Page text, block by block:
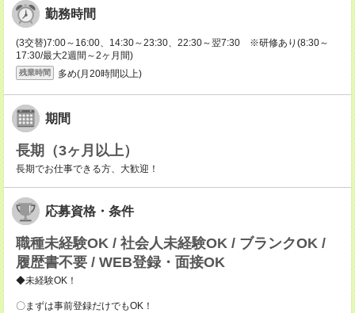
勤務時間
(3交替)7:00～16:00、14:30～23:30、22:30～翌7:30 ※研修あり(8:30～
17:30/最大2週間～2ヶ月間)
残業時間 多め(月20時間以上)
期間
長期（3ヶ月以上）
長期でお仕事できる方、大歓迎！
応募資格・条件
職種未経験OK / 社会人未経験OK / ブランクOK /
履歴書不要 / WEB登録・面接OK
◆未経験OK！
〇まずは事前登録だけでもOK！